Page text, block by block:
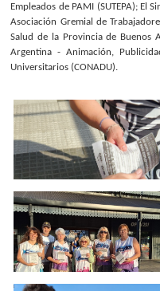
Empleados de PAMI (SUTEPA); El
Asociación Gremial de
Salud de la Provincia de Buenos
Argentina - Animación,
Universitarios (CONADU).